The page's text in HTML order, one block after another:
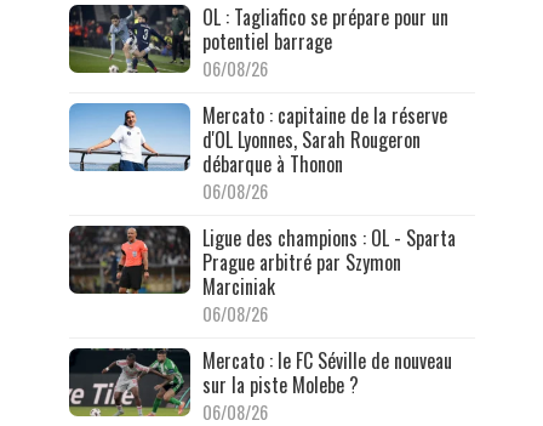
OL : Tagliafico se prépare pour un
potentiel barrage
06/08/26
Mercato : capitaine de la réserve
d'OL Lyonnes, Sarah Rougeron
débarque à Thonon
06/08/26
Ligue des champions : OL - Sparta
Prague arbitré par Szymon
Marciniak
06/08/26
Mercato : le FC Séville de nouveau
sur la piste Molebe ?
06/08/26